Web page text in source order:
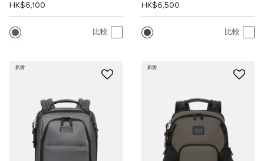
HK$6,100
比較
HK$6,500
比較
新貨 新貨